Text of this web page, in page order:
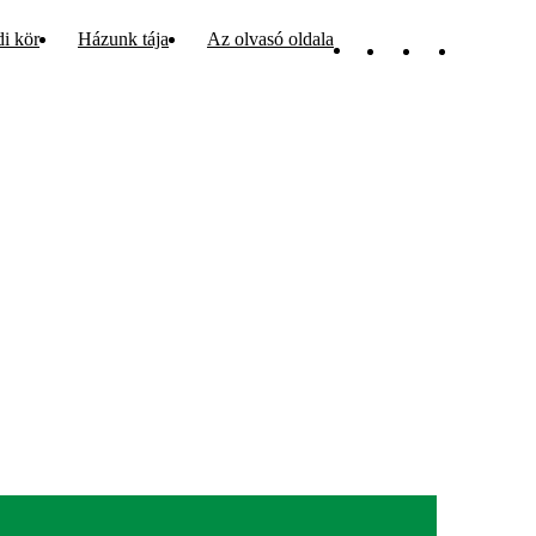
kör Házunk tája Az olvasó oldala